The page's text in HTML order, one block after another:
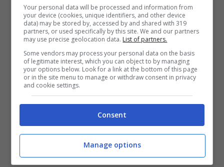
Il gioco testo – Negrita(Digital Download)
L’incendio di un tramonto nel buio della
Your personal data will be processed and information from
your device (cookies, unique identifiers, and other device
data) may be stored by, accessed by and shared with 319
partners, or used specifically by this site. We and our partners
may use precise geolocation data. List of partners.
Some vendors may process your personal data on the basis
of legitimate interest, which you can object to by managing
your options below. Look for a link at the bottom of this page
or in the site menu to manage or withdraw consent in privacy
and cookie settings.
Consent
Manage options